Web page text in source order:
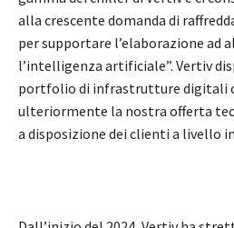
alla crescente domanda di
per supportare l’elaborazione ad
l’intelligenza artificiale”. Vertiv
portfolio di infrastrutture digitali
ulteriormente la nostra offerta
a disposizione dei clienti a livello